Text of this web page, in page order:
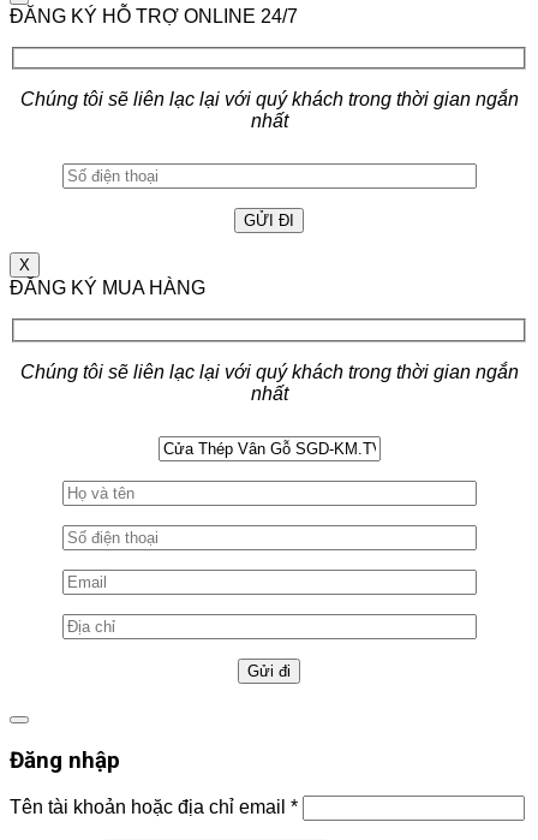
ĐĂNG KÝ HỖ TRỢ ONLINE 24/7
Chúng tôi sẽ liên lạc lại với quý khách trong thời gian ngắn
nhất
X
ĐĂNG KÝ MUA HÀNG
Chúng tôi sẽ liên lạc lại với quý khách trong thời gian ngắn
nhất
Đăng nhập
Tên tài khoản hoặc địa chỉ email *